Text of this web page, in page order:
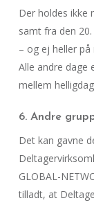
Der holdes ikke
samt fra den
– og ej heller
Alle andre dage
mellem
6. Andre
Det kan gavne
GLOBAL-
tilladt, at